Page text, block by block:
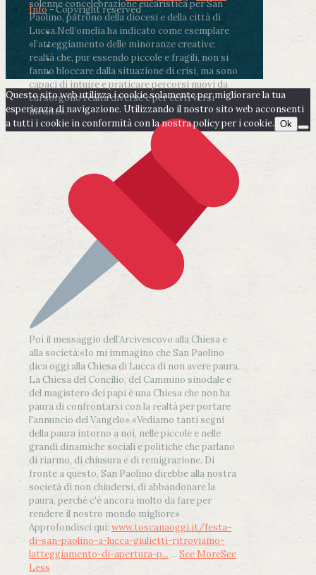
solenne concelebrazione eucaristica per San
Paolino, patrono della diocesi e della città di
Lucca.Nell’omelia ha indicato come esemplare
«l’atteggiamento delle minoranze creative:
realtà che, pur essendo piccole e fragili, non si
fanno bloccare dalla situazione di crisi, ma sono
capaci di intuire e praticare percorsi nuovi da
cui sorgono realtà diverse e per certi versi
inedite».
Poi il messaggio dell’Arcivescovo alla Chiesa e
alla società:«Io mi immagino che San Paolino
dica oggi alla Chiesa di Lucca di non avere paura.
La Chiesa del Concilio, del Cammino sinodale e
del magistero dei papi è una Chiesa che non ha
paura di confrontarsi con la realtà per portare
l'annuncio del Vangelo».«Vediamo tanti segni
della paura intorno a noi, nelle piccole e nelle
grandi dinamiche sociali e politiche che parlano
di riarmo, di chiusura e di remigrazione. Di
fronte a questo, San Paolino direbbe alla nostra
società di non chiudersi, di abbandonare la
paura, perché c'è ancora molto da fare per
rendere il nostro mondo migliore»
Approfondisci qui: www.toscanaoggi.it/festa-
di-san-paolino-a-lucca-giulietti-ritroviamo-
latteggiamento-di-apertura-p... ... See MoreSee
Less
Info- Copyright reserved
Questo sito web utilizza i cookie solamente per migliorare la tua
esperienza di navigazione. Utilizzando il nostro sito web acconsenti
a tutti i cookie in conformità con la nostra policy per i cookie. Ok